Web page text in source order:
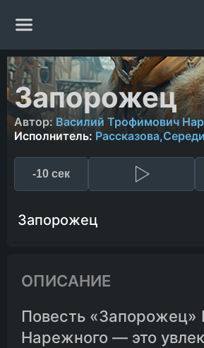
Главная
Жанры
Авторы
Исполнители
Запорожец
Автор: Василий Трофимович
Исполнитель:
-10 сек
Запорожец
ОПИСАНИЕ
Повесть «Запорожец»
Нарежного — это